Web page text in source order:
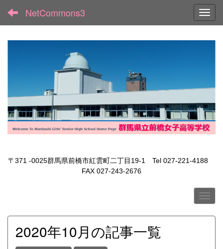
NetCommons3
〒371 -0025群馬県前橋市紅雲町二丁目19-1 Tel 027-221-4188
FAX 027-243-2676
2020年10月の記事一覧